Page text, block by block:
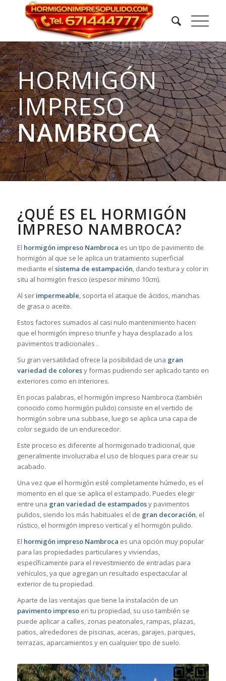
HORMIGÓN
IMPRESO
NAMBROCA
¿QUÉ ES EL HORMIGÓN
IMPRESO NAMBROCA?
El hormigón impreso Nambroca es un tipo de pavimento de
hormigón al que se le aplica un tratamiento superficial
mediante el sistema de estampación, dando textura y color in
situ al hormigón fresco (espesor mínimo 10cm).
Al ser impermeable, soporta el ataque de ácidos, manchas
de grasa o aceite.
Estos factores sumados al casi nulo mantenimiento hacen
que el hormigón impreso triunfe y haya desplazado a los
pavimentos tradicionales .
Su gran versatilidad ofrece la posibilidad de una gran
variedad de coloresy formas pudiendo ser aplicado tanto en
exteriores como en interiores.
En pocas palabras, el hormigón impreso Nambroca (también
conocido como hormigón pulido) consiste en el vertido de
hormigón sobre una subbase, luego se aplica una capa de
color seguido de un endurecedor.
Este proceso es diferente al hormigonado tradicional, que
generalmente involucraba el uso de bloques para crear su
acabado.
Una vez que el hormigón esté completamente húmedo, es el
momento en el que se aplica el estampado. Puedes elegir
entre una gran variedad de estampadosy pavimentos
pulidos, siendo los más habituales el de gran decoración, el
rústico, el hormigón impreso vertical y el hormigón pulido.
El hormigón impreso Nambroca es una opción muy popular
para las propiedades particulares y viviendas,
específicamente para el revestimiento de entradas para
vehículos, ya que agregan un resultado espectacular al
exterior de tu propiedad.
Aparte de las ventajas que tiene la instalación de un
pavimento impresoen tu propiedad, su uso también se
puede aplicar a calles, zonas peatonales, rampas, plazas,
patios, alrededores de piscinas, aceras, garajes, parques,
terrazas, aparcamientos y en cualquier tipo de suelo.